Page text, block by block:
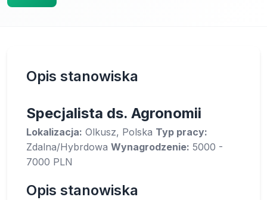
Opis stanowiska
Specjalista ds. Agronomii
Lokalizacja: Olkusz, Polska Typ pracy:
Zdalna/Hybrdowa Wynagrodzenie: 5000 -
7000 PLN
Opis stanowiska